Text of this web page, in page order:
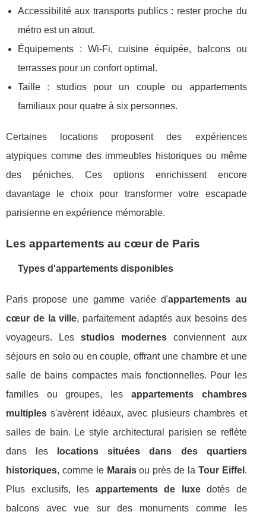
Accessibilité aux transports publics : rester proche du
métro est un atout.
Équipements : Wi-Fi, cuisine équipée, balcons ou
terrasses pour un confort optimal.
Taille : studios pour un couple ou appartements
familiaux pour quatre à six personnes.
Certaines locations proposent des expériences
atypiques comme des immeubles historiques ou même
des péniches. Ces options enrichissent encore
davantage le choix pour transformer votre escapade
parisienne en expérience mémorable.
Les appartements au cœur de Paris
Types d'appartements disponibles
Paris propose une gamme variée d'appartements au
cœur de la ville, parfaitement adaptés aux besoins des
voyageurs. Les studios modernesconviennent aux
séjours en solo ou en couple, offrant une chambre et une
salle de bains compactes mais fonctionnelles. Pour les
familles ou groupes, les appartements chambres
multiples s'avèrent idéaux, avec plusieurs chambres et
salles de bain. Le style architectural parisien se reflète
dans les
locations situées dans des quartiers
historiques, comme le Maraisou près de la Tour Eiffel .
Plus exclusifs, les appartements de luxedotés de
balcons avec vue sur des monuments comme les